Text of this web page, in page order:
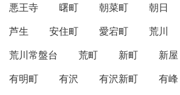
悪王寺
曙町 朝菜町 朝日
芦生
安住町 愛宕町 荒川
荒川常盤台
荒町 新町 新屋
有明町
有沢 有沢新町 有峰